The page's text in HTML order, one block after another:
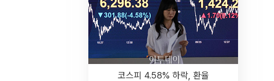
코스피 4.58% 하락, 환율